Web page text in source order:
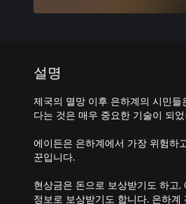
설명
제국의 멸망 이후 은하계의 시민
다는 것은 매우 중요한 기술이 되
에이든은 은하계에서 가장 위험하
꾼입니다.
현상금은 돈으로 보상받기도 하고
정보로 보상받기도 합니다. 은하